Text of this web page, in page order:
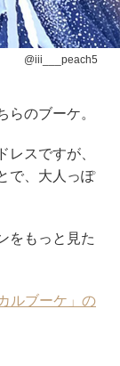
@iii___peach5
らのブーケ。
レスですが、
で、大人っぽ
をもっと見た
ルブーケ」の